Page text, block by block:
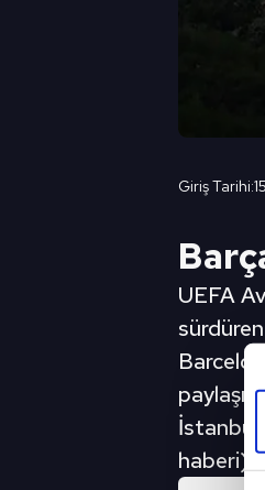
Giriş Tarihi:
UEFA
haberi)